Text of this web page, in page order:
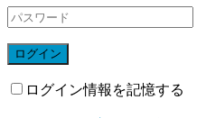
ログイン
ログイン情報を記憶する